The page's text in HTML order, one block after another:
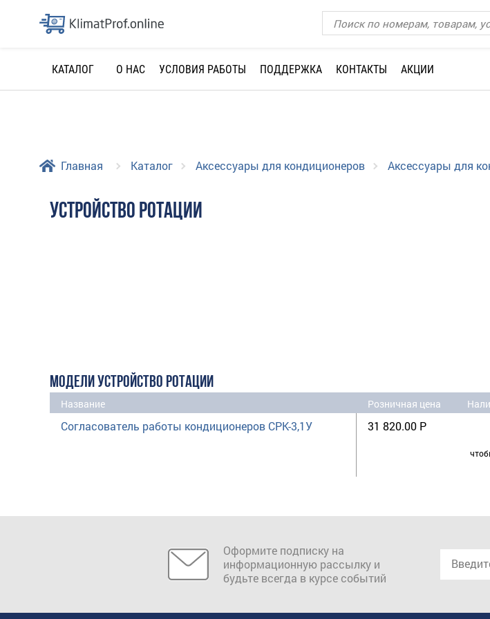
КАТАЛОГ О НАС УСЛОВИЯ РАБОТЫ ПОДДЕРЖКА КОНТАКТЫ АКЦИИ
Главная Каталог Аксессуары для кондиционеров Аксессуары для
УСТРОЙСТВО РОТАЦИИ
МОДЕЛИ УСТРОЙСТВО РОТАЦИИ
Название Розничная цена
Согласователь работы кондиционеров СРК-3,1У 31 820.00 Р
Оформите подписку на
информационную рассылку и
будьте всегда в курсе событий